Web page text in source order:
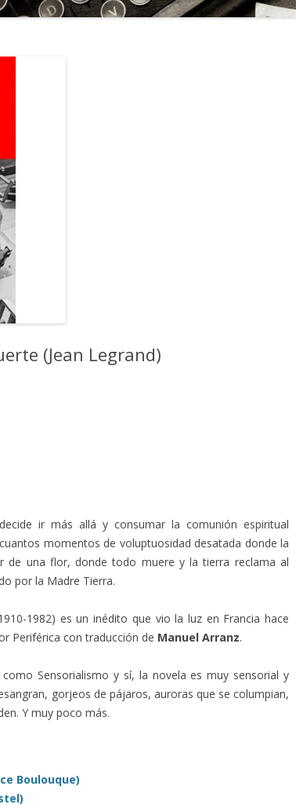
(Jean Legrand)
ir más allá y consumar la comunión espiritual
momentos de voluptuosidad desatada donde la
de una flor, donde todo muere y la tierra reclama al
por la Madre Tierra.
1982) es un inédito que vio la luz en Francia hace
Periférica con traducción de Manuel Arranz.
Sensorialismo y sí, la novela es muy sensorial y
gorjeos de pájaros, auroras que se columpian,
Y muy poco más.
Boulouque)